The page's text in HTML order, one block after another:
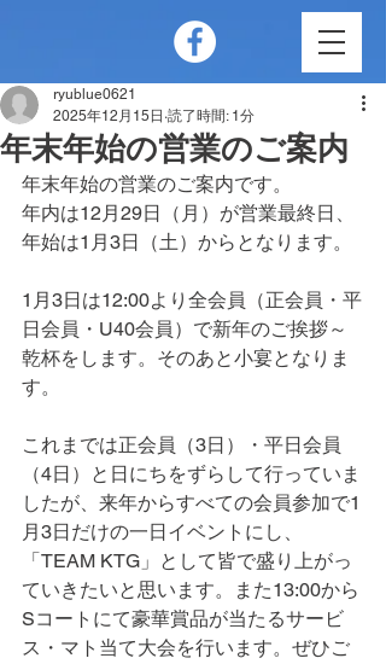
年末年始の営業のご案内
ryublue0621
2025年12月15日 読了時間: 1分
年末年始の営業のご案内です。
年内は12月29日（月）が営業最終日、
年始は1月3日（土）からとなります。
1月3日は12:00より全会員（正会員・平
日会員・U40会員）で新年のご挨拶～
乾杯をします。そのあと小宴となりま
す。
これまでは正会員（3日）・平日会員
（4日）と日にちをずらして行っていま
したが、来年からすべての会員参加で1
月3日だけの一日イベントにし、
「TEAM KTG」として皆で盛り上がっ
ていきたいと思います。また13:00から
Sコートにて豪華賞品が当たるサービ
ス・マト当て大会を行います。ぜひご